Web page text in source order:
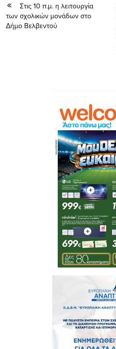
Στις 10 π.μ. η λειτουργία
των σχολικών μονάδων στο
Δήμο Βελβεντού